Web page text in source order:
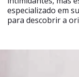
especializado em
para descobrir a